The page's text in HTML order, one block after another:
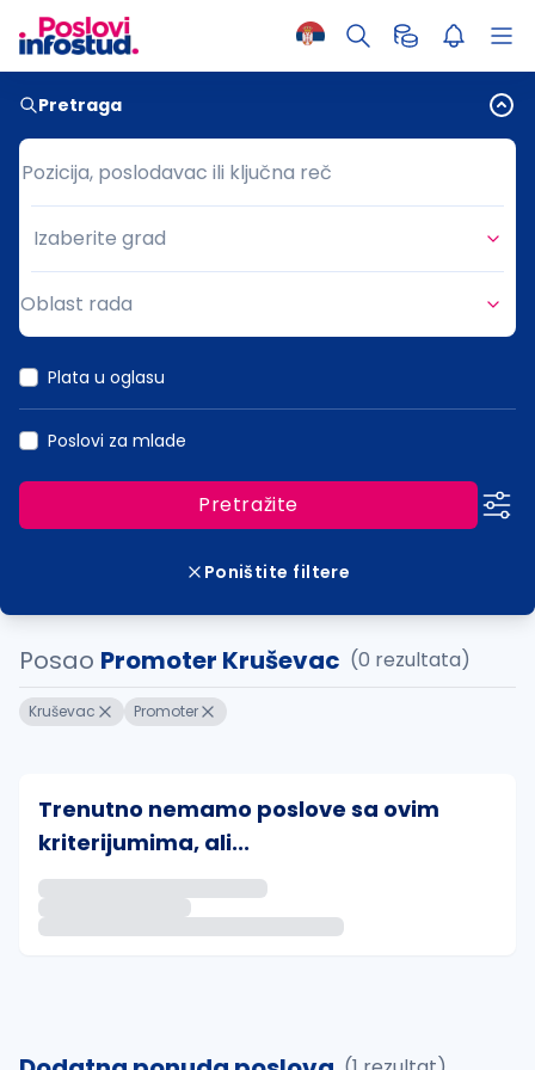
Pretraga
Pozicija, poslodavac ili ključna reč
Pozicija, poslodavac ili ključna reč
Grad
Izaberite grad
Oblast rada
Plata u oglasu
Poslovi za mlade
Pretražite
Poništite filtere
Posao Promoter Kruševac (0 rezultata)
Kruševac Promoter
Trenutno nemamo poslove sa ovim
kriterijumima, ali...